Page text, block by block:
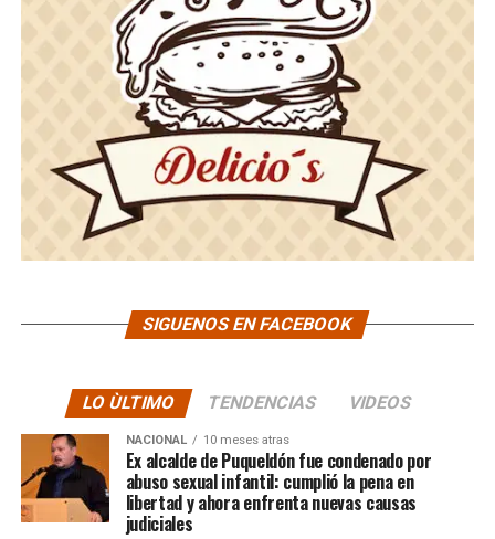
SIGUENOS EN FACEBOOK
LO ÙLTIMO TENDENCIAS VIDEOS
NACIONAL 10 meses atras
Ex alcalde de Puqueldón fue condenado por
abuso sexual infantil: cumplió la pena en
libertad y ahora enfrenta nuevas causas
judiciales